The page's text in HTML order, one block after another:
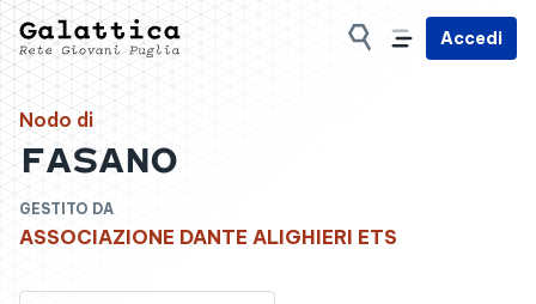
Accedi
Nodo di
FASANO
GESTITO DA
ASSOCIAZIONE DANTE ALIGHIERI ETS